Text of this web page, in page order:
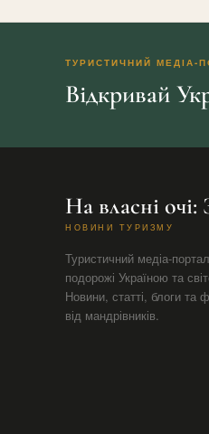
ТУРИСТИЧНИЙ МЕДІА-
Відкривай
На власні очі:
НОВИНИ ТУРИЗМУ
Туристичний медіа-
подорожі Україною та
Новини, статті, блоги та
від мандрівників.